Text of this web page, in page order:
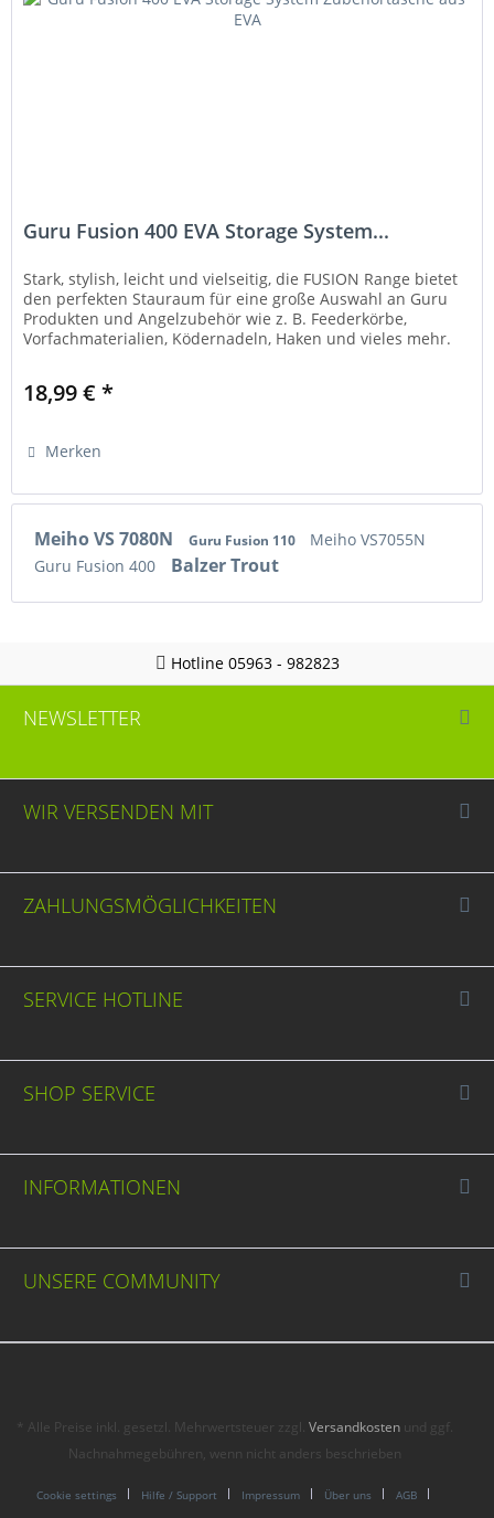
Guru Fusion 400 EVA Storage System...
Stark, stylish, leicht und vielseitig, die FUSION Range bietet
den perfekten Stauraum für eine große Auswahl an Guru
Produkten und Angelzubehör wie z. B. Feederkörbe,
Vorfachmaterialien, Ködernadeln, Haken und vieles mehr.
18,99 € *
Merken
Meiho VS 7080N Guru Fusion 110
Meiho VS7055N
Guru Fusion 400
Balzer Trout
Hotline 05963 - 982823
NEWSLETTER
WIR VERSENDEN MIT
ZAHLUNGSMÖGLICHKEITEN
SERVICE HOTLINE
SHOP SERVICE
INFORMATIONEN
UNSERE COMMUNITY
* Alle Preise inkl. gesetzl. Mehrwertsteuer zzgl.Versandkosten und ggf.
Nachnahmegebühren, wenn nicht anders beschrieben
Cookie settings Hilfe / Support Impressum Über uns AGB